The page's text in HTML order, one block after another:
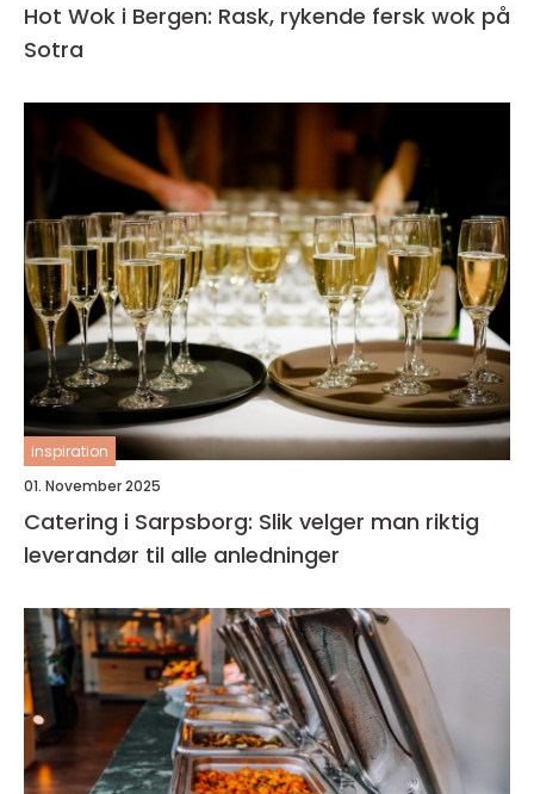
Hot Wok i Bergen: Rask, rykende fersk wok på
Sotra
inspiration
01. November 2025
Catering i Sarpsborg: Slik velger man riktig
leverandør til alle anledninger